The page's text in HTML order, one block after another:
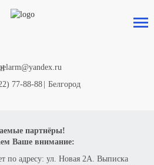
77-88-88
Белгород
партнёры!
Ваше внимание:
по адресу: ул. Новая 2А. Выписка